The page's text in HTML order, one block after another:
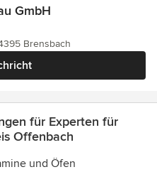
GmbH
Brensbach
für Experten für
Offenbach
und Öfen